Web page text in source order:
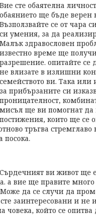
Вие сте обаятелна
обаянието ще бъде верен
Възползвайте се от чара
си умения, за да
Малък здравословен
известно време ще
разрешение. опитайте се
не влизате в излишни
семейството ви. Така или
за прибързаните си
проницателност,
мисъл ще ви помогнат да
постижения, които ще се
тръгва
посока.
Сърдечният ви живот ще
а вие ще правите
да се случи да
заинтересовани и не
човека, който се